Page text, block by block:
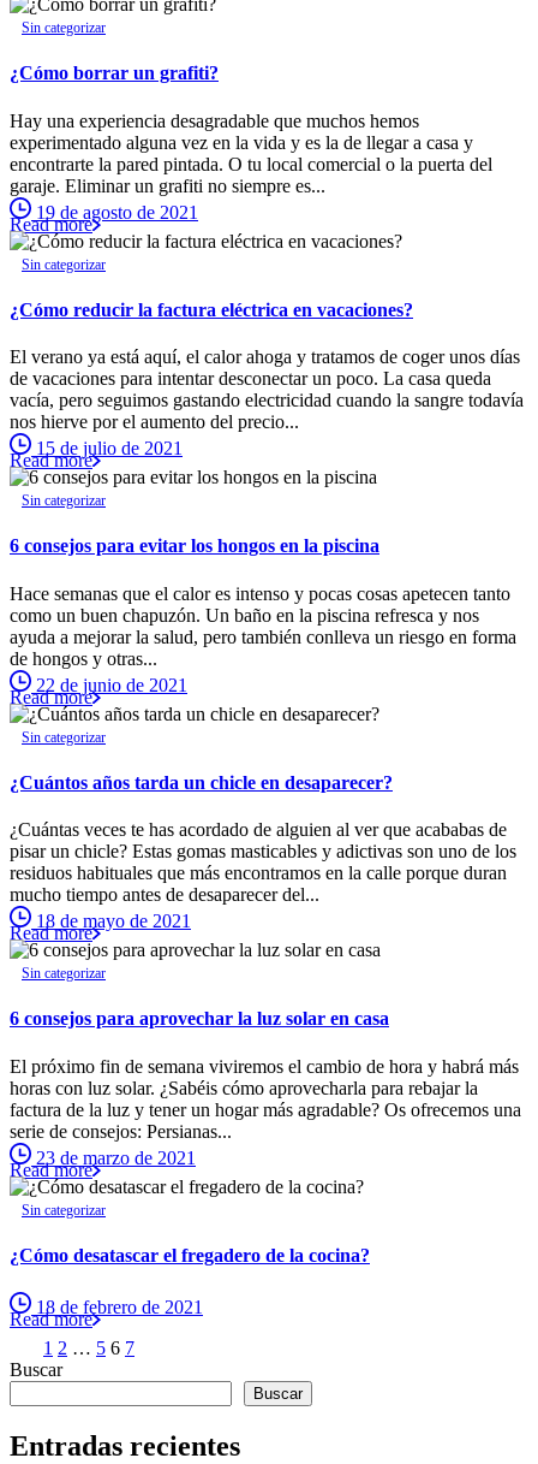
Sin categorizar
¿Cómo borrar un grafiti?
Hay una experiencia desagradable que muchos hemos
experimentado alguna vez en la vida y es la de llegar a casa y
encontrarte la pared pintada. O tu local comercial o la puerta del
garaje. Eliminar un grafiti no siempre es...
19 de agosto de 2021
Read more
Sin categorizar
¿Cómo reducir la factura eléctrica en vacaciones?
El verano ya está aquí, el calor ahoga y tratamos de coger unos días
de vacaciones para intentar desconectar un poco. La casa queda
vacía, pero seguimos gastando electricidad cuando la sangre todavía
nos hierve por el aumento del precio...
15 de julio de 2021
Read more
Sin categorizar
6 consejos para evitar los hongos en la piscina
Hace semanas que el calor es intenso y pocas cosas apetecen tanto
como un buen chapuzón. Un baño en la piscina refresca y nos
ayuda a mejorar la salud, pero también conlleva un riesgo en forma
de hongos y otras...
22 de junio de 2021
Read more
Sin categorizar
¿Cuántos años tarda un chicle en desaparecer?
¿Cuántas veces te has acordado de alguien al ver que acababas de
pisar un chicle? Estas gomas masticables y adictivas son uno de los
residuos habituales que más encontramos en la calle porque duran
mucho tiempo antes de desaparecer del...
18 de mayo de 2021
Read more
Sin categorizar
6 consejos para aprovechar la luz solar en casa
El próximo fin de semana viviremos el cambio de hora y habrá más
horas con luz solar. ¿Sabéis cómo aprovecharla para rebajar la
factura de la luz y tener un hogar más agradable? Os ofrecemos una
serie de consejos: Persianas...
23 de marzo de 2021
Read more
Sin categorizar
¿Cómo desatascar el fregadero de la cocina?
18 de febrero de 2021
Read more
1 2 … 5 6 7
Buscar
Buscar
Entradas recientes